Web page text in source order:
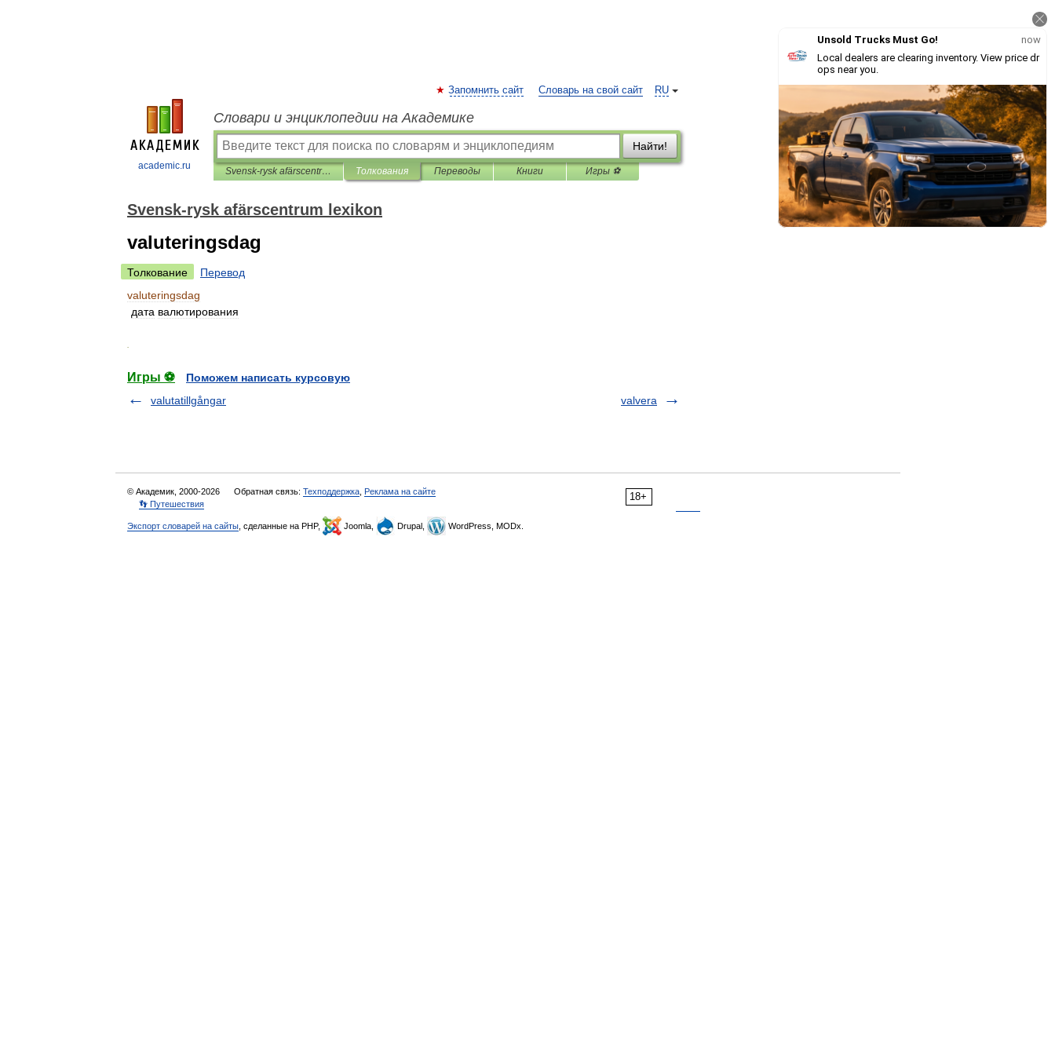
academic.ru
RU
Запомнить сайт Словарь на свой сайт
Словари и энциклопедии на Академике
Найти!
Svensk-rysk afärscentrum lexikon Толкования Переводы Книги Игры ⚽
Svensk-rysk afärscentrum lexikon
valuteringsdag
Толкование
Перевод
valuteringsdag
дата валютирования
Игры ⚽
Поможем написать курсовую
valutatillgångar
valvera
18+
© Академик, 2000-2026 Обратная связь: Техподдержка Реклама на сайте
👣 Путешествия
Экспорт словарей на сайты , сделанные на PHP, Joomla, Drupal, WordPress, MODx.